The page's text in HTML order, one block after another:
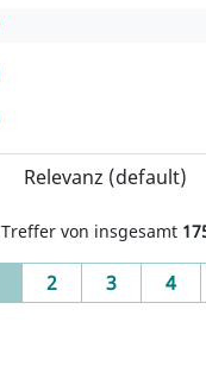
Treffer von insgesamt
(current)
2 3 4